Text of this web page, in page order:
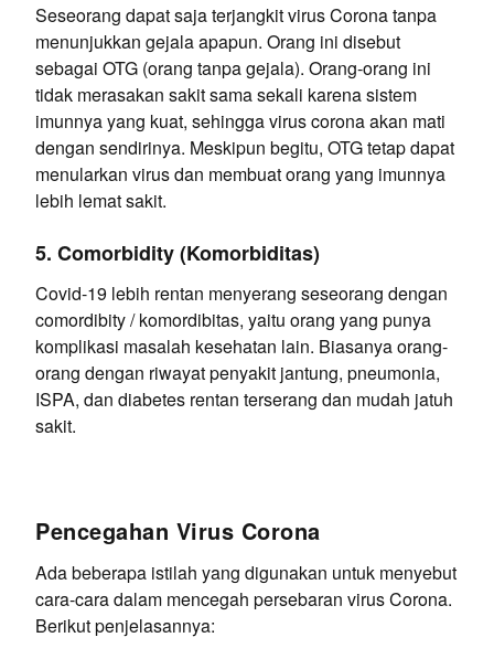
Seseorang dapat saja terjangkit virus Corona tanpa
menunjukkan gejala apapun. Orang ini disebut
sebagai OTG (orang tanpa gejala). Orang-orang ini
tidak merasakan sakit sama sekali karena sistem
imunnya yang kuat, sehingga virus corona akan mati
dengan sendirinya. Meskipun begitu, OTG tetap dapat
menularkan virus dan membuat orang yang imunnya
lebih lemat sakit.
5. Comorbidity (Komorbiditas)
Covid-19 lebih rentan menyerang seseorang dengan
comordibity / komordibitas, yaitu orang yang punya
komplikasi masalah kesehatan lain. Biasanya orang-
orang dengan riwayat penyakit jantung, pneumonia,
ISPA, dan diabetes rentan terserang dan mudah jatuh
sakit.
Pencegahan Virus Corona
Ada beberapa istilah yang digunakan untuk menyebut
cara-cara dalam mencegah persebaran virus Corona.
Berikut penjelasannya: